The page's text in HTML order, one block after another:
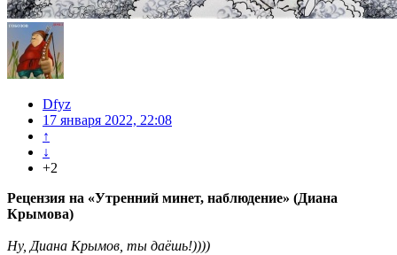
Dfyz
17 января 2022, 22:08
↑
↓
+2
Рецензия на «Утренний минет, наблюдение» (Диана
Крымова)
Ну, Диана Крымов, ты даёшь!))))